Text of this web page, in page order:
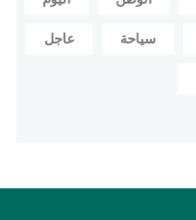
سياحة عاجل